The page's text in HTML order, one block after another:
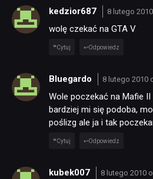
kedzior687 8 lutego
wolę czekać na GTA V
Cytuj Odpowiedz
Bluegardo 8 lutego 2010
Wole poczekać na Mafie
bardziej mi się podoba,
poślizg ale ja i tak
Cytuj Odpowiedz
kubek007 8 lutego 2010